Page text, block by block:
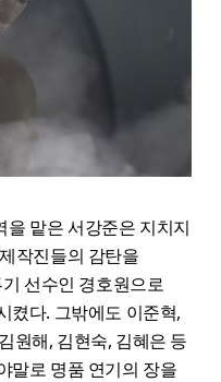
을 맡은 서강준은 지치지
작진들의 감탄을
선수인 경호원으로
켰다. 그밖에도 이준혁,
원해, 김현숙, 김혜은 등
말로 명품 연기의 장을